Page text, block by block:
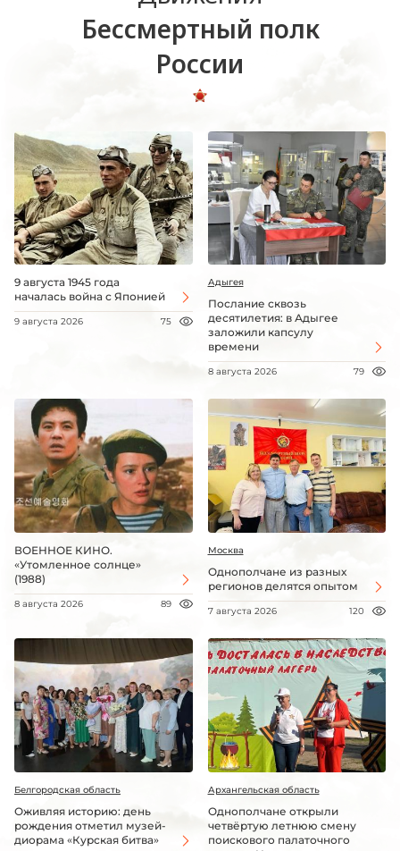
Бессмертный полк
России
9 августа 1945 года
началась война с Японией
9 августа 2026 75
Адыгея
Послание сквозь
десятилетия: в Адыгее
заложили капсулу
времени
8 августа 2026 79
ВОЕННОЕ КИНО.
«Утомленное солнце»
(1988)
8 августа 2026 89
Москва
Однополчане из разных
регионов делятся опытом
7 августа 2026 120
Белгородская область
Оживляя историю: день
рождения отметил музей-
диорама «Курская битва»
Архангельская область
Однополчане открыли
четвёртую летнюю смену
поискового палаточного